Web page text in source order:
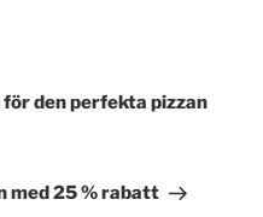
den perfekta pizzan
med 25 % rabatt